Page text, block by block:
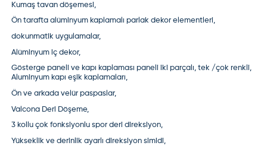
Kumaş tavan döşemesi,
Ön tarafta alüminyum kaplamalı parlak dekor elementleri,
dokunmatik uygulamalar,
Alüminyum iç dekor,
Gösterge paneli ve kapı kaplaması paneli iki parçalı, tek /çok renkli,
Aluminyum kapı eşik kaplamaları,
Ön ve arkada velür paspaslar,
Valcona Deri Döşeme,
3 kollu çok fonksiyonlu spor deri direksiyon,
Yükseklik ve derinlik ayarlı direksiyon simidi,